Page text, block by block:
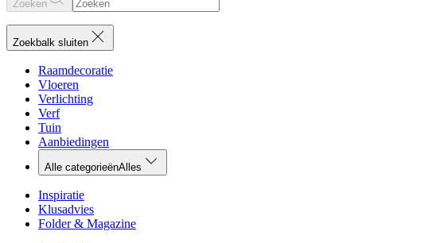
Zoeken
Zoekbalk sluiten
Raamdecoratie
Vloeren
Verlichting
Verf
Tuin
Aanbiedingen
Alle categorieënAlles
Inspiratie
Klusadvies
Folder & Magazine